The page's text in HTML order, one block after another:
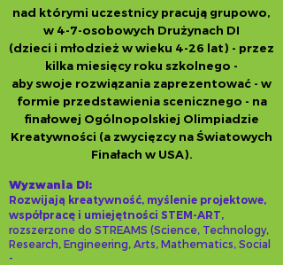
nad którymi uczestnicy pracują grupowo,
w 4-7-osobowych Drużynach DI
(dzieci i młodzież w wieku 4-26 lat) - przez
kilka miesięcy roku szkolnego -
aby swoje rozwiązania zaprezentować - w
formie przedstawienia scenicznego - na
finałowej Ogólnopolskiej Olimpiadzie
Kreatywności (a zwycięzcy na Światowych
Finałach w USA).
Wyzwania DI:
Rozwijają kreatywność, myślenie projektowe,
współpracę i umiejętności STEM-ART,
rozszerzone do STREAMS (Science, Technology,
Research, Engineering, Arts, Mathematics, Social
-